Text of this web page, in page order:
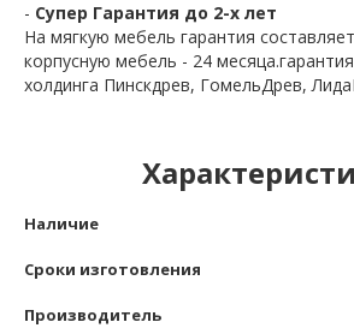
- Супер Гарантия до 2-х лет
На мягкую мебель гарантия
корпусную мебель - 24
холдинга Пинскдрев, ГомельДрев,
Наличие
Сроки изготовления
Производитель